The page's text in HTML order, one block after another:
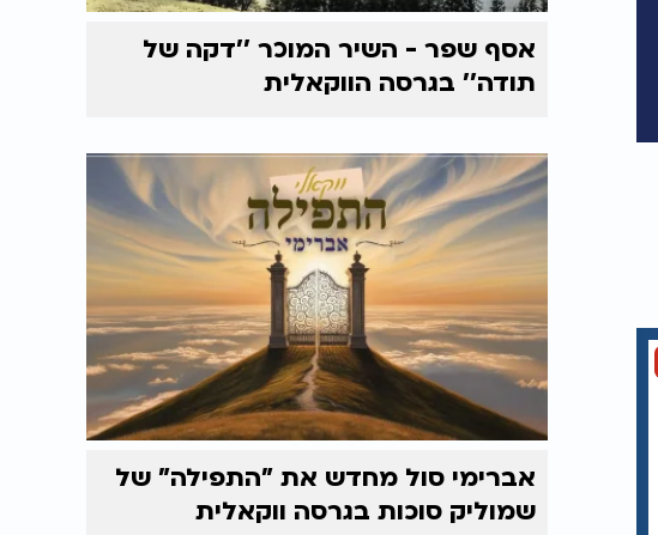
אסף שפר - השיר המוכר ’’דקה של
תודה’’ בגרסה הווקאלית
אברימי סול מחדש את "התפילה" של
שמוליק סוכות בגרסה ווקאלית